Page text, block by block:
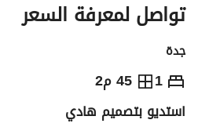
تواصل لمعرفة السعر
جدة
1 45 م2 ⃁ يومياً
السياحة الاماكن القريبة
استديو بتصميم هادي